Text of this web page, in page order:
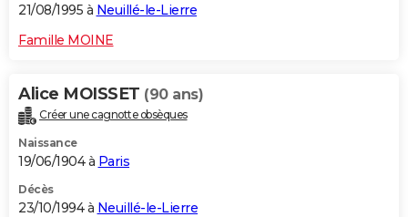
21/08/1995 à Neuillé-le-Lierre
Famille MOINE
Alice MOISSET (90 ans)
Créer une cagnotte obsèques
Naissance
19/06/1904 à Paris
Décès
23/10/1994 à Neuillé-le-Lierre